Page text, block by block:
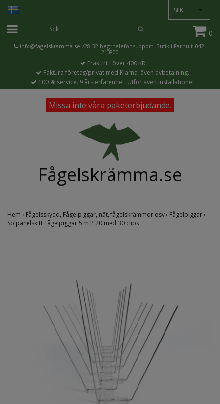
SEK
0
info@fagelskramma.se v28-32 begr telefonsupport. Butik i Farhult. 042-
213800
Fraktfritt över 400 KR
Faktura företag/privat med Klarna, även avbetalning.
100 % service. 9 års erfarenhet. Utför även installationer
Missa inte våra paketerbjudande.
Fågelskrämma.se
Hem › Fågelsskydd, Fågelpiggar, nät, fågelskrämmor osv› Fågelpiggar›
Solpanelskitt Fågelpiggar 5 m P 20 med 30 clips